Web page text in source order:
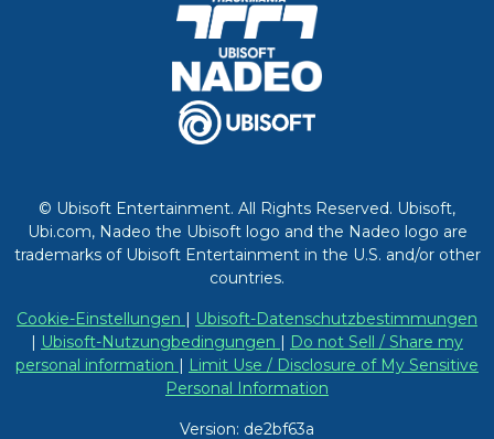
© Ubisoft Entertainment. All Rights Reserved. Ubisoft,
Ubi.com, Nadeo the Ubisoft logo and the Nadeo logo are
trademarks of Ubisoft Entertainment in the U.S. and/or other
countries.
Cookie-Einstellungen
Ubisoft-Datenschutzbestimmungen
Ubisoft-Nutzungbedingungen
Do not Sell / Share my
personal information
Limit Use / Disclosure of My Sensitive
Personal Information
Version: de2bf63a